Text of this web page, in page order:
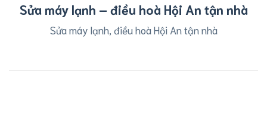
Sửa máy lạnh – điều hoà Hội An tận nhà
Sửa máy lạnh, điều hoà Hội An tận nhà